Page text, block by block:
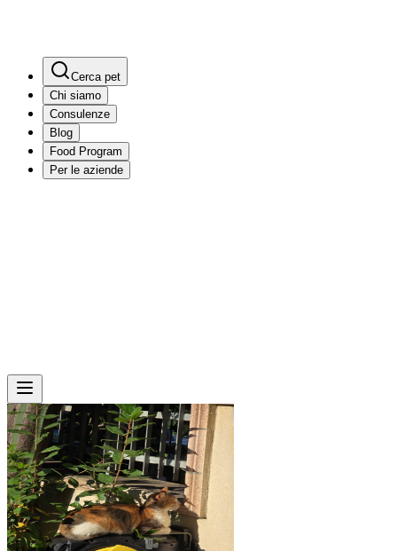
Cerca pet
Chi siamo
Consulenze
Blog
Food Program
Per le aziende